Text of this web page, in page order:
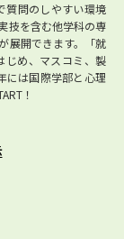
質問のしやすい環境
技を含む他学科の専
展開できます。「就
じめ、マスコミ、製
には国際学部と心理
！